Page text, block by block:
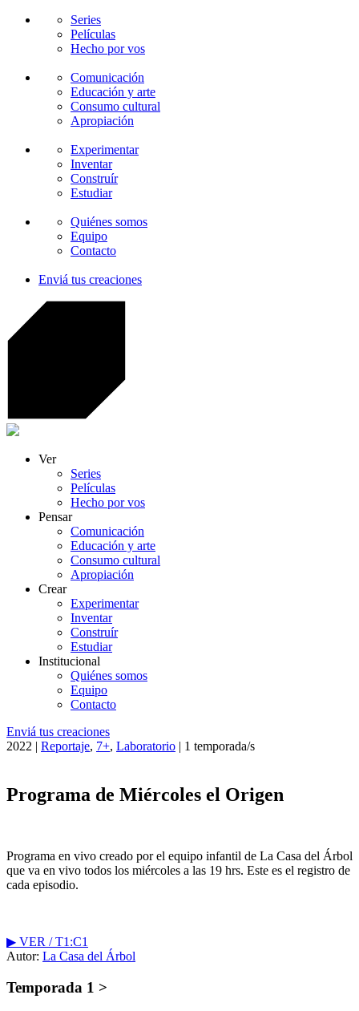
Series
Películas
Hecho por vos
Comunicación
Educación y arte
Consumo cultural
Apropiación
Experimentar
Inventar
Construír
Estudiar
Quiénes somos
Equipo
Contacto
Enviá tus creaciones
Ver
Series
Películas
Hecho por vos
Pensar
Comunicación
Educación y arte
Consumo cultural
Apropiación
Crear
Experimentar
Inventar
Construír
Estudiar
Institucional
Quiénes somos
Equipo
Contacto
Enviá tus creaciones
2022 | Reportaje, 7+, Laboratorio | 1 temporada/s
Programa de Miércoles el Origen
Programa en vivo creado por el equipo infantil de La Casa del Árbol
que va en vivo todos los miércoles a las 19 hrs. Este es el registro de
cada episodio.
▶︎ VER / T1:C1
Autor: La Casa del Árbol
Temporada 1 >